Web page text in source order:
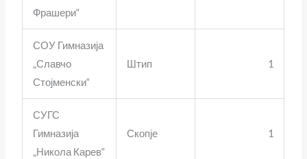
Фрашери“
СОУ Гимназија
„Славчо
Стојменски“
Штип 1
СУГС
Гимназија
„Никола Карев“
Скопје 1